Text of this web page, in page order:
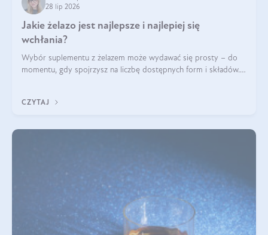
28 lip 2026
Jakie żelazo jest najlepsze i najlepiej się
wchłania?
Wybór suplementu z żelazem może wydawać się prosty – do
momentu, gdy spojrzysz na liczbę dostępnych form i składów.
zawierać suplement?
CZYTAJ